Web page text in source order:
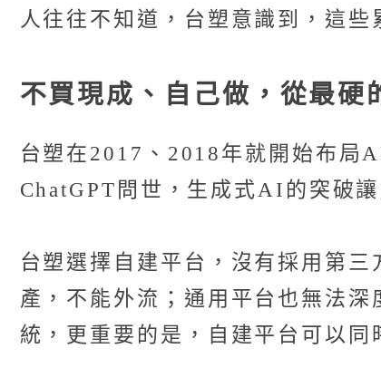
人往往不知道，台塑意識到，這
不買現成、自己做，從最硬
台塑在2017、2018年就開始布局
ChatGPT問世，生成式AI的突破
台塑選擇自建平台，沒有採用第
產，不能外流；通用平台也無法
統，更重要的是，自建平台可以